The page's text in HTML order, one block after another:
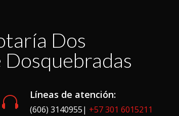
Dos
Dosquebradas
 Líneas de atención:
(606) 3140955| +57 301 6015211